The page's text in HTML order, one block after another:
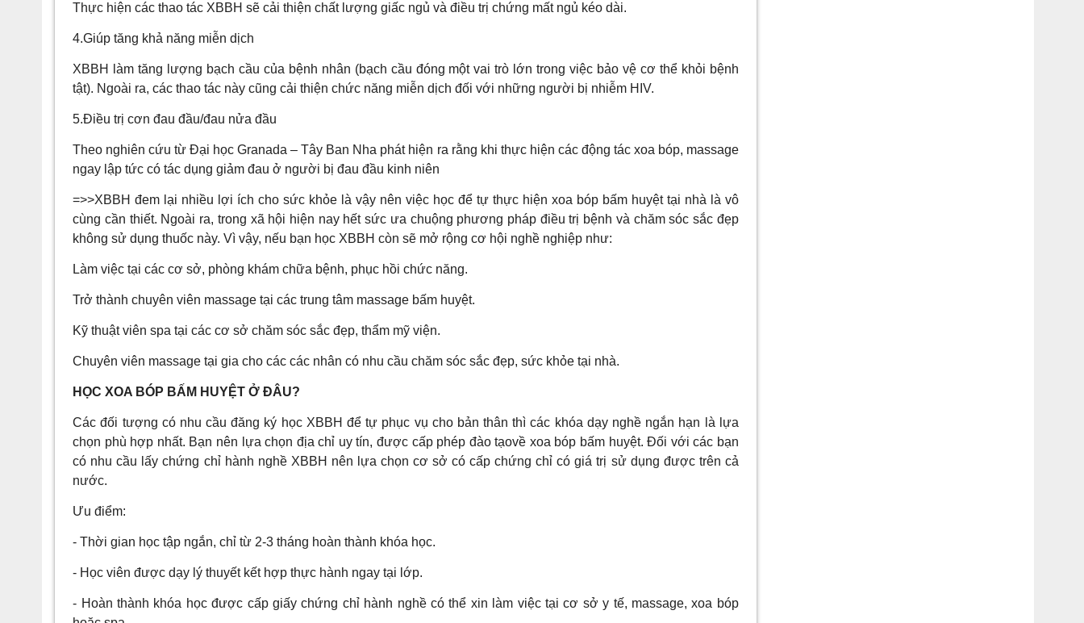
Thực hiện các thao tác XBBH sẽ cải thiện chất lượng giấc ngủ và điều trị chứng mất ngủ kéo dài.
4.Giúp tăng khả năng miễn dịch
XBBH làm tăng lượng bạch cầu của bệnh nhân (bạch cầu đóng một vai trò lớn trong việc bảo vệ cơ thể khỏi bệnh
tật). Ngoài ra, các thao tác này cũng cải thiện chức năng miễn dịch đối với những người bị nhiễm HIV.
5.Điều trị cơn đau đầu/đau nửa đầu
Theo nghiên cứu từ Đại học Granada – Tây Ban Nha phát hiện ra rằng khi thực hiện các động tác xoa bóp, massage
ngay lập tức có tác dụng giảm đau ở người bị đau đầu kinh niên
=>>XBBH đem lại nhiều lợi ích cho sức khỏe là vậy nên việc học để tự thực hiện xoa bóp bấm huyệt tại nhà là vô
cùng cần thiết. Ngoài ra, trong xã hội hiện nay hết sức ưa chuộng phương pháp điều trị bệnh và chăm sóc sắc đẹp
không sử dụng thuốc này. Vì vậy, nếu bạn học XBBH còn sẽ mở rộng cơ hội nghề nghiệp như:
Làm việc tại các cơ sở, phòng khám chữa bệnh, phục hồi chức năng.
Trở thành chuyên viên massage tại các trung tâm massage bấm huyệt.
Kỹ thuật viên spa tại các cơ sở chăm sóc sắc đẹp, thẩm mỹ viện.
Chuyên viên massage tại gia cho các các nhân có nhu cầu chăm sóc sắc đẹp, sức khỏe tại nhà.
HỌC XOA BÓP BẤM HUYỆT Ở ĐÂU?
Các đối tượng có nhu cầu đăng ký học XBBH để tự phục vụ cho bản thân thì các khóa dạy nghề ngắn hạn là lựa
chọn phù hợp nhất. Bạn nên lựa chọn địa chỉ uy tín, được cấp phép đào tạovề xoa bóp bấm huyệt. Đối với các bạn
có nhu cầu lấy chứng chỉ hành nghề XBBH nên lựa chọn cơ sở có cấp chứng chỉ có giá trị sử dụng được trên cả
nước.
Ưu điểm:
- Thời gian học tập ngắn, chỉ từ 2-3 tháng hoàn thành khóa học.
- Học viên được dạy lý thuyết kết hợp thực hành ngay tại lớp.
- Hoàn thành khóa học được cấp giấy chứng chỉ hành nghề có thể xin làm việc tại cơ sở y tế, massage, xoa bóp